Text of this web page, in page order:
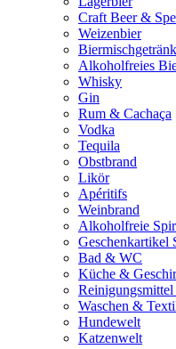
Craft Beer &
Weizenbier
Alkoholfreies
Whisky
Gin
Rum & Cachaça
Vodka
Tequila
Obstbrand
Likör
Apéritifs
Weinbrand
Alkoholfreie
Geschenkartikel
Bad & WC
Küche &
Waschen &
Hundewelt
Katzenwelt